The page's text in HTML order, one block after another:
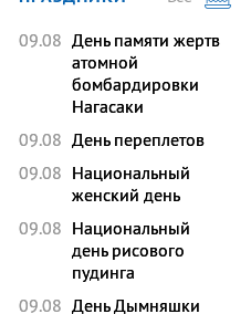
09.08 День памяти жертв
атомной
бомбардировки
Нагасаки
09.08 День переплетов
09.08 Национальный
женский день
09.08 Национальный
день рисового
пудинга
09.08 День Дымняшки